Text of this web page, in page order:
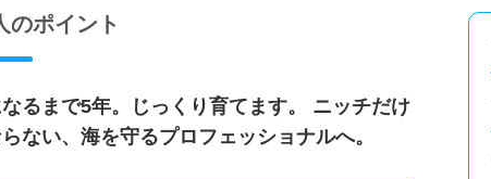
のポイント
るまで5年。じっくり育てます。 ニッチだけ
ない、海を守るプロフェッショナルへ。